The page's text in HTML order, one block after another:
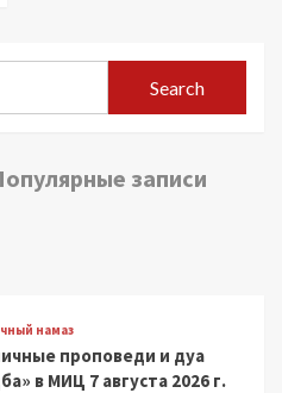
записи
намаз
проповеди и дуа
в МИЦ 7 августа 2026 г.